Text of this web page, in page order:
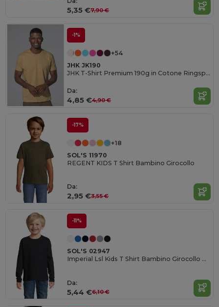
5,35 €7,90 €
-1%
+54
JHK JK190
JHK T-Shirt Premium 190g in Cotone Ringspun
Da:
4,85 €4,90 €
-17%
+18
SOL'S 11970
REGENT KIDS T Shirt Bambino Girocollo
Da:
2,95 €3,55 €
-11%
SOL'S 02947
Imperial Lsl Kids T Shirt Bambino Girocollo Manica Lunga
Da:
5,44 €6,10 €